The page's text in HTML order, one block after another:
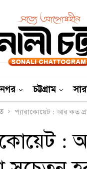
চট্টগ্রাম
প্যারাকোয়েট : আর কত
: